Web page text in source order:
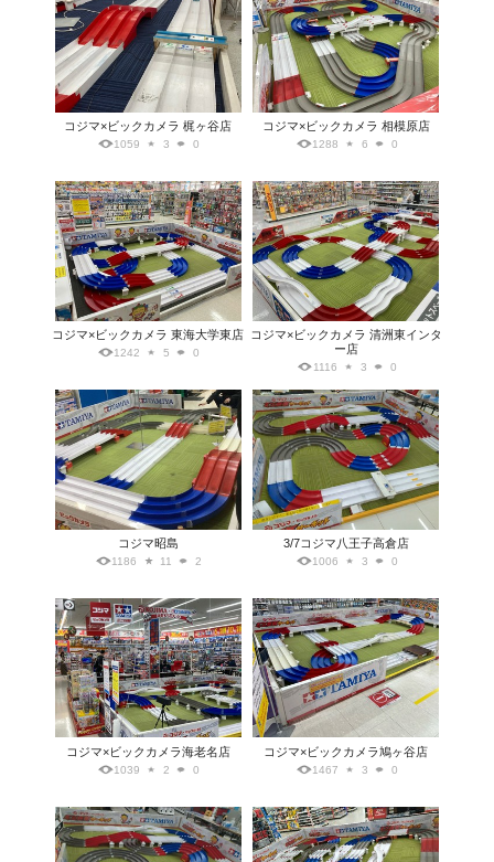
コジマ×ビックカメラ 梶ヶ谷店
1059 3 0
コジマ×ビックカメラ 相模原店
1288 6 0
コジマ×ビックカメラ 東海大学東店
1242 5 0
コジマ×ビックカメラ 清洲東インタ
ー店
1116 3 0
コジマ昭島
1186 11 2
3/7コジマ八王子高倉店
1006 3 0
コジマ×ビックカメラ海老名店
1039 2 0
コジマ×ビックカメラ鳩ヶ谷店
1467 3 0